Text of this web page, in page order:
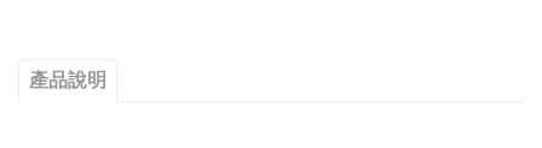
產品說明